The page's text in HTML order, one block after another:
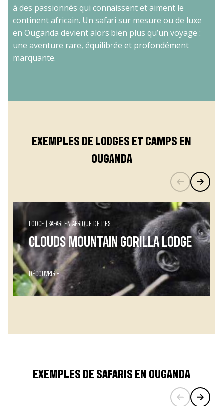
à des passionnés qui connaissent et aiment le
continent africain. Un safari sur mesure ou de luxe
en Ouganda devient alors bien plus qu’un voyage :
une aventure rare, équilibrée et profondément
marquante.
EXEMPLES DE LODGES ET CAMPS EN
OUGANDA
LODGE SAFARI EN AFRIQUE DE L'EST
CLOUDS MOUNTAIN GORILLA LODGE
DÉCOUVRIR +
EXEMPLES DE SAFARIS EN OUGANDA